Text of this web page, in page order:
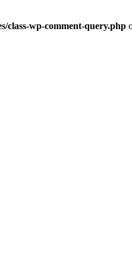
class-wp-comment-query.php